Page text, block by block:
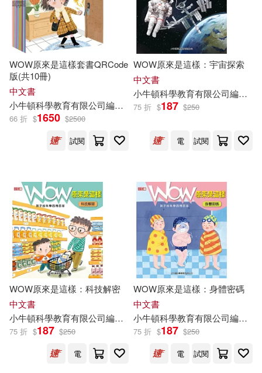
WOW原來是這樣套書QRCode
版(共10冊)
中文書
小牛頓科學教育有限公司編輯 團隊 廖篤誠 張承 江正一
66 折 $1650 $2500
試閱
WOW原來是這樣：宇宙探索
中文書
小牛頓科學教育有限公司編輯
75 折 $187 $250
電 試閱
WOW原來是這樣：科技解密
中文書
小牛頓科學教育有限公司編輯 團隊 譚婷
75 折 $187 $250
電
WOW原來是這樣：身體密碼
中文書
小牛頓科學教育有限公司編輯
75 折 $187 $250
電
試閱